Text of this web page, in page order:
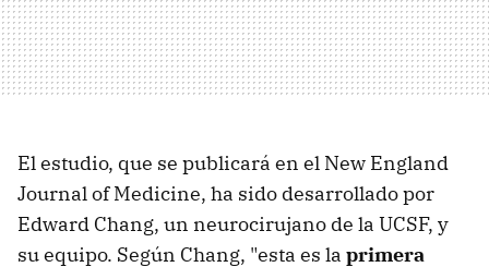
El estudio, que se publicará en el New England
Journal of Medicine, ha sido desarrollado por
Edward Chang, un neurocirujano de la UCSF, y
su equipo. Según Chang, "esta es la primera